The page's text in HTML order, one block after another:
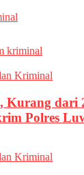
kriminal
Kriminal
Kurang dari
Polres
Kriminal